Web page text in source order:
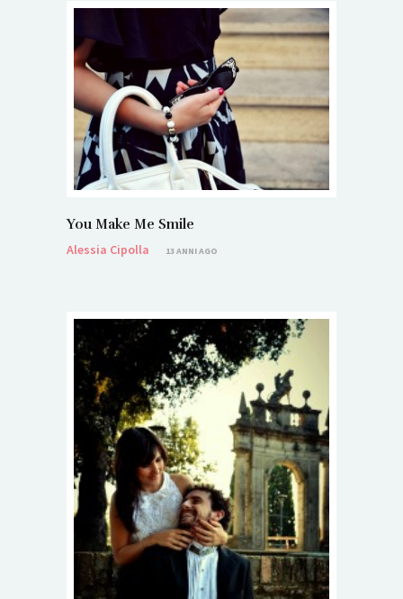
You Make Me Smile
Alessia Cipolla
13 ANNI AGO